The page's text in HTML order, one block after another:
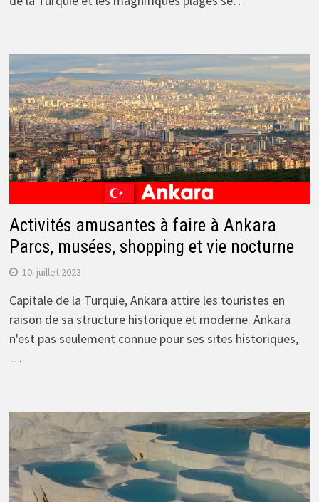
Activités amusantes à faire à Ankara
Parcs, musées, shopping et vie nocturne
10. juillet 2023
Capitale de la Turquie, Ankara attire les touristes en
raison de sa structure historique et moderne. Ankara
n'est pas seulement connue pour ses sites historiques,
…